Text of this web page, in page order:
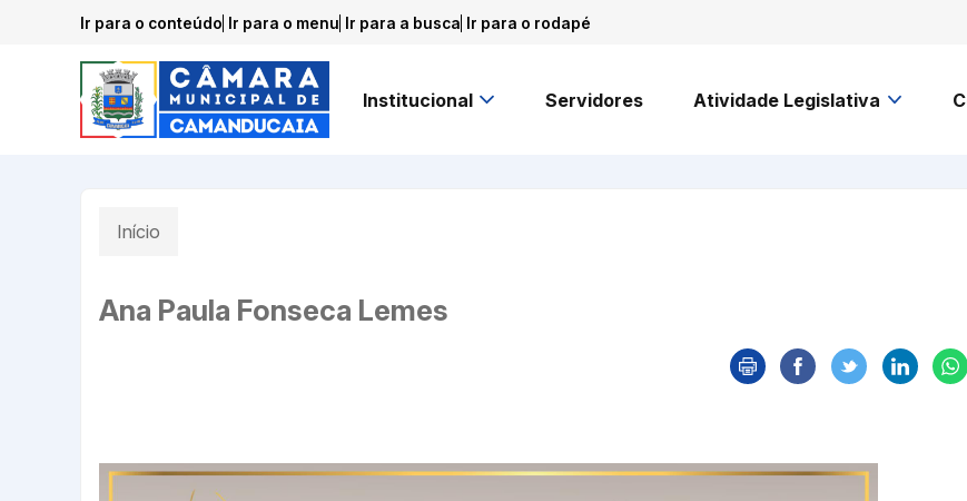
Ir para o conteúdo Ir para o menu Ir para a busca Ir para o rodapé
Institucional Servidores Atividade Legislativa
Início
Ana Paula Fonseca Lemes